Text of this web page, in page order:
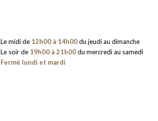
Le midi de 12h00 à 14h00du jeudi au dimanche
Le soir de 19h00 à 21h00du mercredi au samedi
Fermé lundi et mardi